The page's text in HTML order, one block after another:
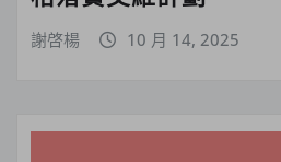
謝啓楊 10 月 14, 2025